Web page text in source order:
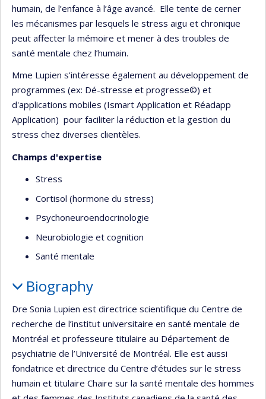
humain, de l’enfance à l’âge avancé. Elle tente de cerner
les mécanismes par lesquels le stress aigu et chronique
peut affecter la mémoire et mener à des troubles de
santé mentale chez l’humain.
Mme Lupien s'intéresse également au développement de
programmes (ex: Dé-stresse et progresse©) et
d'applications mobiles (Ismart Application et Réadapp
Application) pour faciliter la réduction et la gestion du
stress chez diverses clientèles.
Champs d'expertise
Stress
Cortisol (hormone du stress)
Psychoneuroendocrinologie
Neurobiologie et cognition
Santé mentale
Biography
Dre Sonia Lupien est directrice scientifique du Centre de
recherche de l’institut universitaire en santé mentale de
Montréal et professeure titulaire au Département de
psychiatrie de l’Université de Montréal. Elle est aussi
fondatrice et directrice du Centre d’études sur le stress
humain et titulaire Chaire sur la santé mentale des hommes